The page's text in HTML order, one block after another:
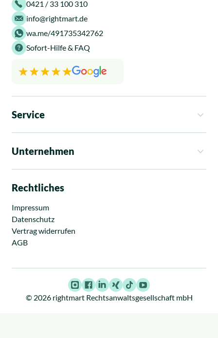
0421 / 33 100 310
info@rightmart.de
wa.me/491735342762
Sofort-Hilfe & FAQ
Service
So funktioniert es
Kosten
Rechtsgebiete
Ratgeber
Unternehmen
Über uns
Standorte
Presse
Karriere
Rechtliches
Impressum
Datenschutz
Vertrag widerrufen
AGB
Instagram
Facebook
LinkedIn
XingTikTokYoutube
© 2026 rightmart Rechtsanwaltsgesellschaft mbH